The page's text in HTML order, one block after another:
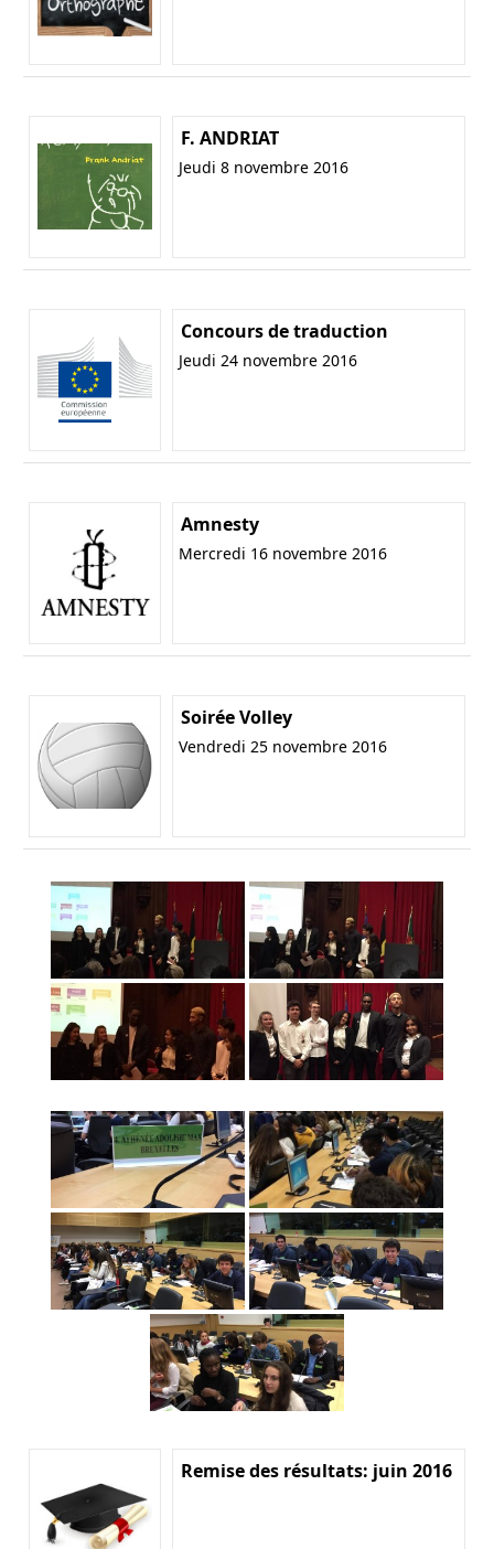
F. ANDRIAT
Jeudi 8 novembre 2016
Concours de traduction
Jeudi 24 novembre 2016
Amnesty
Mercredi 16 novembre 2016
Soirée Volley
Vendredi 25 novembre 2016
Remise des résultats: juin 2016